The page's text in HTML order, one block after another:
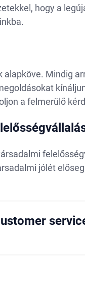
hogy a
Mindig
a felmerülő
jólét